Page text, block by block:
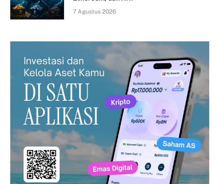
7 Agustus 2026